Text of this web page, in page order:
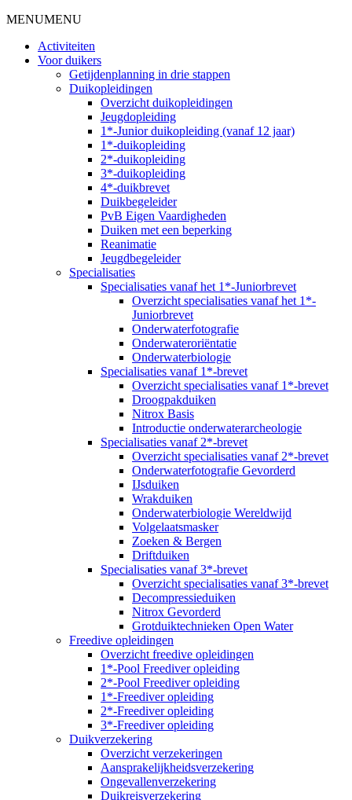
MENUMENU
Activiteiten
Voor duikers
Getijdenplanning in drie stappen
Duikopleidingen
Overzicht duikopleidingen
Jeugdopleiding
1*-Junior duikopleiding (vanaf 12 jaar)
1*-duikopleiding
2*-duikopleiding
3*-duikopleiding
4*-duikbrevet
Duikbegeleider
PvB Eigen Vaardigheden
Duiken met een beperking
Reanimatie
Jeugdbegeleider
Specialisaties
Specialisaties vanaf het 1*-Juniorbrevet
Overzicht specialisaties vanaf het 1*-
Juniorbrevet
Onderwaterfotografie
Onderwateroriëntatie
Onderwaterbiologie
Specialisaties vanaf 1*-brevet
Overzicht specialisaties vanaf 1*-brevet
Droogpakduiken
Nitrox Basis
Introductie onderwaterarcheologie
Specialisaties vanaf 2*-brevet
Overzicht specialisaties vanaf 2*-brevet
Onderwaterfotografie Gevorderd
IJsduiken
Wrakduiken
Onderwaterbiologie Wereldwijd
Volgelaatsmasker
Zoeken & Bergen
Driftduiken
Specialisaties vanaf 3*-brevet
Overzicht specialisaties vanaf 3*-brevet
Decompressieduiken
Nitrox Gevorderd
Grotduiktechnieken Open Water
Freedive opleidingen
Overzicht freedive opleidingen
1*-Pool Freediver opleiding
2*-Pool Freediver opleiding
1*-Freediver opleiding
2*-Freediver opleiding
3*-Freediver opleiding
Duikverzekering
Overzicht verzekeringen
Aansprakelijkheidsverzekering
Ongevallenverzekering
Duikreisverzekering